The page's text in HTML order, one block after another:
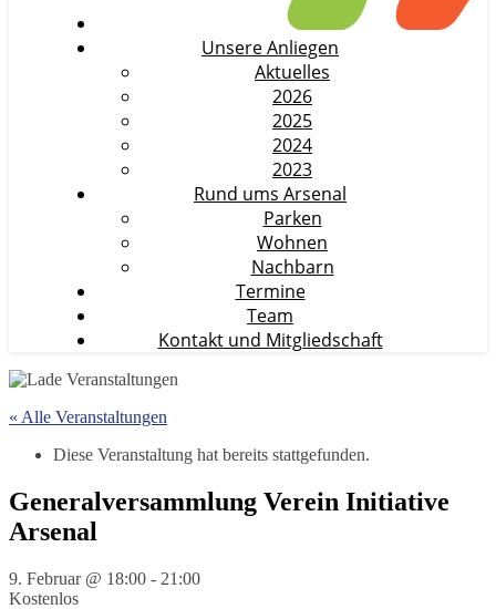
Unsere Anliegen
Aktuelles
2026
2025
2024
2023
Rund ums Arsenal
Parken
Wohnen
Nachbarn
Termine
Team
Kontakt und Mitgliedschaft
« Alle Veranstaltungen
Diese Veranstaltung hat bereits stattgefunden.
Generalversammlung Verein Initiative
Arsenal
9. Februar @ 18:00 - 21:00
Kostenlos